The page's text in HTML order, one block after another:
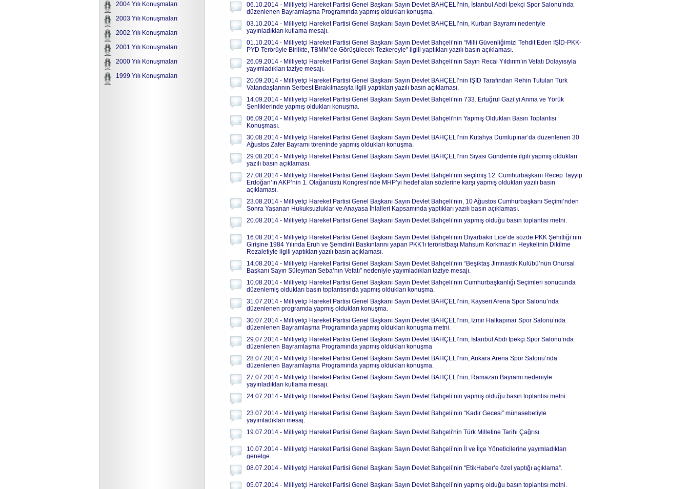
2004 Yılı Konuşmaları
2003 Yılı Konuşmaları
2002 Yılı Konuşmaları
2001 Yılı Konuşmaları
2000 Yılı Konuşmaları
1999 Yılı Konuşmaları
06.10.2014 - Milliyetçi Hareket Partisi Genel Başkanı Sayın Devlet BAHÇELİ’nin, İstanbul Abdi İpekçi Spor Salonu’nda
düzenlenen Bayramlaşma Programında yapmış oldukları konuşma.
03.10.2014 - Milliyetçi Hareket Partisi Genel Başkanı Sayın Devlet BAHÇELİ’nin, Kurban Bayramı nedeniyle
yayınladıkları kutlama mesajı.
01.10.2014 - Milliyetçi Hareket Partisi Genel Başkanı Sayın Devlet Bahçeli’nin “Milli Güvenliğimizi Tehdit Eden IŞİD-PKK-
PYD Terörüyle Birlikte, TBMM’de Görüşülecek Tezkereyle” ilgili yaptıkları yazılı basın açıklaması.
26.09.2014 - Milliyetçi Hareket Partisi Genel Başkanı Sayın Devlet Bahçeli’nin Sayın Recai Yıldırım’ın Vefatı Dolayısıyla
yayımladıkları taziye mesajı.
20.09.2014 - Milliyetçi Hareket Partisi Genel Başkanı Sayın Devlet BAHÇELİ’nin IŞİD Tarafından Rehin Tutulan Türk
Vatandaşlarının Serbest Bırakılmasıyla ilgili yaptıkları yazılı basın açıklaması.
14.09.2014 - Milliyetçi Hareket Partisi Genel Başkanı Sayın Devlet Bahçeli’nin 733. Ertuğrul Gazi’yi Anma ve Yörük
Şenliklerinde yapmış oldukları konuşma.
06.09.2014 - Milliyetçi Hareket Partisi Genel Başkanı Sayın Devlet Bahçeli'nin Yapmış Oldukları Basın Toplantısı
Konuşması.
30.08.2014 - Milliyetçi Hareket Partisi Genel Başkanı Sayın Devlet BAHÇELİ’nin Kütahya Dumlupınar’da düzenlenen 30
Ağustos Zafer Bayramı töreninde yapmış oldukları konuşma.
29.08.2014 - Milliyetçi Hareket Partisi Genel Başkanı Sayın Devlet BAHÇELİ’nin Siyasi Gündemle ilgili yapmış oldukları
yazılı basın açıklaması.
27.08.2014 - Milliyetçi Hareket Partisi Genel Başkanı Sayın Devlet Bahçeli’nin seçilmiş 12. Cumhurbaşkanı Recep Tayyip
Erdoğan’ın AKP’nin 1. Olağanüstü Kongresi’nde MHP’yi hedef alan sözlerine karşı yapmış oldukları yazılı basın
açıklaması.
23.08.2014 - Milliyetçi Hareket Partisi Genel Başkanı Sayın Devlet Bahçeli’nin, 10 Ağustos Cumhurbaşkanı Seçimi’nden
Sonra Yaşanan Hukuksuzluklar ve Anayasa İhlalleri Kapsamında yaptıkları yazılı basın açıklaması.
20.08.2014 - Milliyetçi Hareket Partisi Genel Başkanı Sayın Devlet Bahçeli’nin yapmış olduğu basın toplantısı metni.
16.08.2014 - Milliyetçi Hareket Partisi Genel Başkanı Sayın Devlet Bahçeli’nin Diyarbakır Lice’de sözde PKK Şehitliği’nin
Girişine 1984 Yılında Eruh ve Şemdinli Baskınlarını yapan PKK’lı teröristbaşı Mahsum Korkmaz’ın Heykelinin Dikilme
Rezaletiyle ilgili yaptıkları yazılı basın açıklaması.
14.08.2014 - Milliyetçi Hareket Partisi Genel Başkanı Sayın Devlet Bahçeli’nin “Beşiktaş Jimnastik Kulübü’nün Onursal
Başkanı Sayın Süleyman Seba’nın Vefatı” nedeniyle yayımladıkları taziye mesajı.
10.08.2014 - Milliyetçi Hareket Partisi Genel Başkanı Sayın Devlet Bahçeli’nin Cumhurbaşkanlığı Seçimleri sonucunda
düzenlemiş oldukları basın toplantısında yapmış oldukları konuşma.
31.07.2014 - Milliyetçi Hareket Partisi Genel Başkanı Sayın Devlet BAHÇELİ’nin, Kayseri Arena Spor Salonu’nda
düzenlenen programda yapmış oldukları konuşma.
30.07.2014 - Milliyetçi Hareket Partisi Genel Başkanı Sayın Devlet BAHÇELİ’nin, İzmir Halkapınar Spor Salonu’nda
düzenlenen Bayramlaşma Programında yapmış oldukları konuşma metni.
29.07.2014 - Milliyetçi Hareket Partisi Genel Başkanı Sayın Devlet BAHÇELİ’nin, İstanbul Abdi İpekçi Spor Salonu’nda
düzenlenen Bayramlaşma Programında yapmış oldukları konuşma
28.07.2014 - Milliyetçi Hareket Partisi Genel Başkanı Sayın Devlet BAHÇELİ’nin, Ankara Arena Spor Salonu’nda
düzenlenen Bayramlaşma Programında yapmış oldukları konuşma.
27.07.2014 - Milliyetçi Hareket Partisi Genel Başkanı Sayın Devlet BAHÇELİ’nin, Ramazan Bayramı nedeniyle
yayınladıkları kutlama mesajı.
24.07.2014 - Milliyetçi Hareket Partisi Genel Başkanı Sayın Devlet Bahçeli’nin yapmış olduğu basın toplantısı metni.
23.07.2014 - Milliyetçi Hareket Partisi Genel Başkanı Sayın Devlet Bahçeli’nin “Kadir Gecesi” münasebetiyle
yayımladıkları mesaj.
19.07.2014 - Milliyetçi Hareket Partisi Genel Başkanı Sayın Devlet Bahçeli'nin Türk Milletine Tarihi Çağrısı.
10.07.2014 - Milliyetçi Hareket Partisi Genel Başkanı Sayın Devlet Bahçeli’nin İl ve İlçe Yöneticilerine yayımladıkları
genelge.
08.07.2014 - Milliyetçi Hareket Partisi Genel Başkanı Sayın Devlet Bahçeli’nin “EtikHaber’e özel yaptığı açıklama”.
05.07.2014 - Milliyetçi Hareket Partisi Genel Başkanı Sayın Devlet Bahçeli’nin yapmış olduğu basın toplantısı metni.